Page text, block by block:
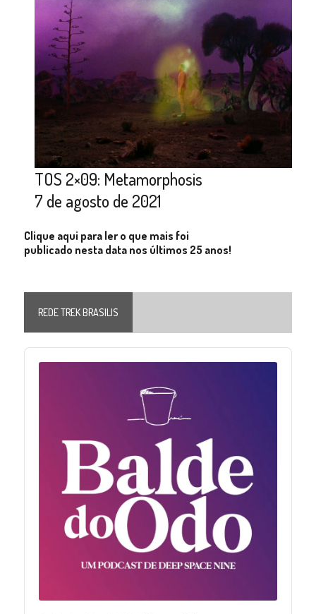
TOS 2×09: Metamorphosis
7 de agosto de 2021
Clique aqui para ler o que mais foi
publicado nesta data nos últimos 25 anos!
REDE TREK BRASILIS
Audio
Player